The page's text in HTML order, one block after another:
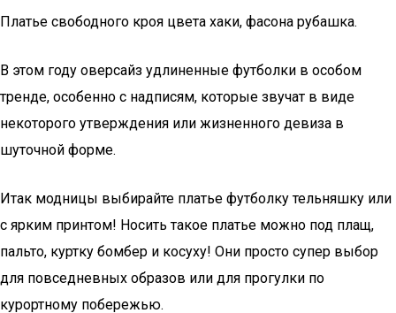
Платье свободного кроя цвета хаки, фасона рубашка.
В этом году оверсайз удлиненные футболки в особом
тренде, особенно с надписям, которые звучат в виде
некоторого утверждения или жизненного девиза в
шуточной форме.
Итак модницы выбирайте платье футболку тельняшку или
с ярким принтом! Носить такое платье можно под плащ,
пальто, куртку бомбер и косуху! Они просто супер выбор
для повседневных образов или для прогулки по
курортному побережью.